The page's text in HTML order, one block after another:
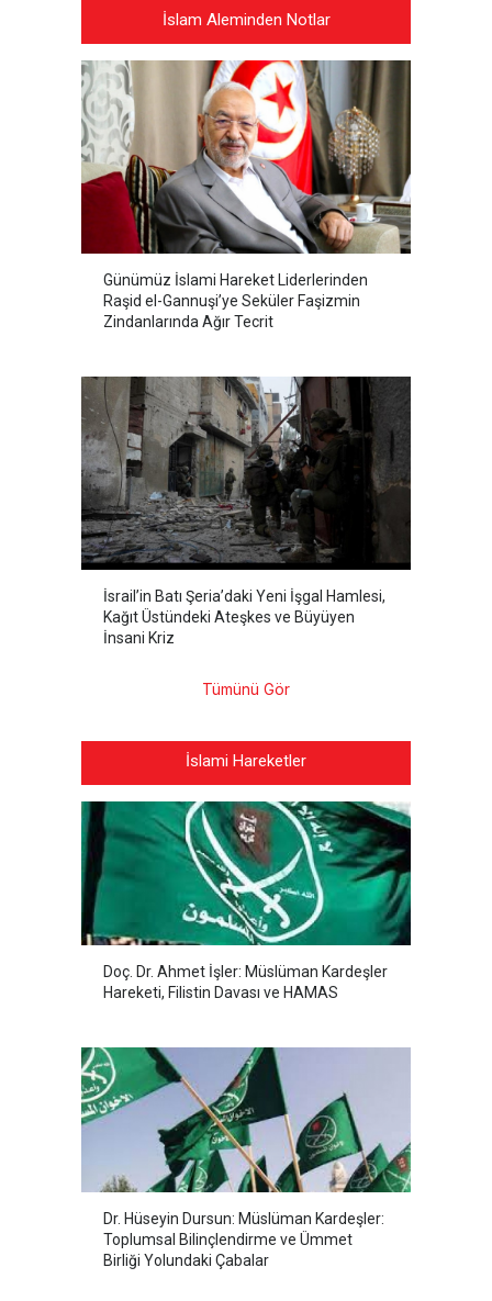
İslam Aleminden Notlar
Günümüz İslami Hareket Liderlerinden
Raşid el-Gannuşi’ye Seküler Faşizmin
Zindanlarında Ağır Tecrit
İsrail’in Batı Şeria’daki Yeni İşgal Hamlesi,
Kağıt Üstündeki Ateşkes ve Büyüyen
İnsani Kriz
Tümünü Gör
İslami Hareketler
Doç. Dr. Ahmet İşler: Müslüman Kardeşler
Hareketi, Filistin Davası ve HAMAS
Dr. Hüseyin Dursun: Müslüman Kardeşler:
Toplumsal Bilinçlendirme ve Ümmet
Birliği Yolundaki Çabalar